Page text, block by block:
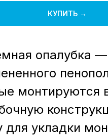
КУПИТЬ →
опалубка —
монтируются
для укладки